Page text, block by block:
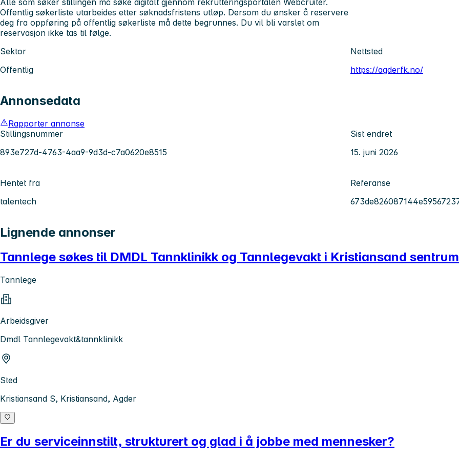
Offentlig søkerliste utarbeides etter søknadsfristens utløp. Dersom du ønsker å reservere
deg fra oppføring på offentlig søkerliste må dette begrunnes. Du vil bli varslet om
reservasjon ikke tas til følge.
Sektor
Offentlig
Nettsted
https://agderfk.no/
Annonsedata
Rapporter annonse
Stillingsnummer
893e727d-4763-4aa9-9d3d-c7a0620e8515
Sist endret
15. juni 2026
Hentet fra
talentech
Referanse
Lignende annonser
Tannlege søkes til DMDL Tannklinikk og Tannlegevakt i Kristiansand
Tannlege
Arbeidsgiver
Dmdl Tannlegevakt&tannklinikk
Sted
Kristiansand S, Kristiansand, Agder
Er du serviceinnstilt, strukturert og glad i å jobbe med mennesker?